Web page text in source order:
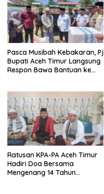
Pasca Musibah Kebakaran, Pj
Bupati Aceh Timur Langsung
Respon Bawa Bantuan ke
Ratusan KPA-PA Aceh Timur
Hadiri Doa Bersama
Mengenang 14 Tahun